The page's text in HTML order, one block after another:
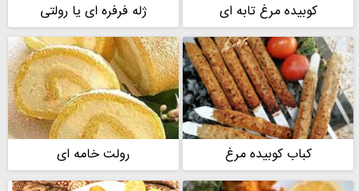
کوبیده مرغ تابه ای ژله فرفره ای یا رولتی
کباب کوبیده مرغ رولت خامه ای